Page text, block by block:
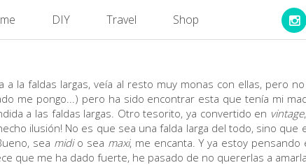
DIY Travel Shop
a la faldas largas, veía al resto muy monas con ellas, pero
me pongo...) pero ha sido encontrar esta que tenía mi
a las faldas largas. Otro tesorito, ya convertido en vintage
ilusión! No es que sea una falda larga del todo, sino
sea midio sea maxi, me encanta. Y ya estoy
que me ha dado fuerte, he pasado de no quererlas a